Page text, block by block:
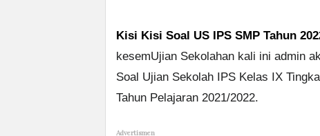
Kisi Kisi Soal US IPS SMP Tahun
kesemUjian Sekolahan kali ini admin
Soal Ujian Sekolah IPS Kelas IX
Tahun Pelajaran 2021/2022.
Advertismen